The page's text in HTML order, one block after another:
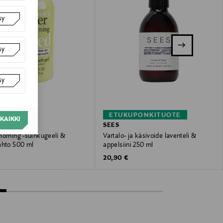
-suihkugeeli &
500 ml
ETUKUPONKITUOTE
SEES
Vartalo- ja käsivoide laventeli &
appelsiini 250 ml
Original Price
20,90 €